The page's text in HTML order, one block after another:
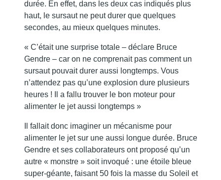
durée. En effet, dans les deux cas indiqués plus
haut, le sursaut ne peut durer que quelques
secondes, au mieux quelques minutes.
« C’était une surprise totale – déclare Bruce
Gendre – car on ne comprenait pas comment un
sursaut pouvait durer aussi longtemps. Vous
n’attendez pas qu’une explosion dure plusieurs
heures ! Il a fallu trouver le bon moteur pour
alimenter le jet aussi longtemps »
Il fallait donc imaginer un mécanisme pour
alimenter le jet sur une aussi longue durée. Bruce
Gendre et ses collaborateurs ont proposé qu’un
autre « monstre » soit invoqué : une étoile bleue
super-géante, faisant 50 fois la masse du Soleil et